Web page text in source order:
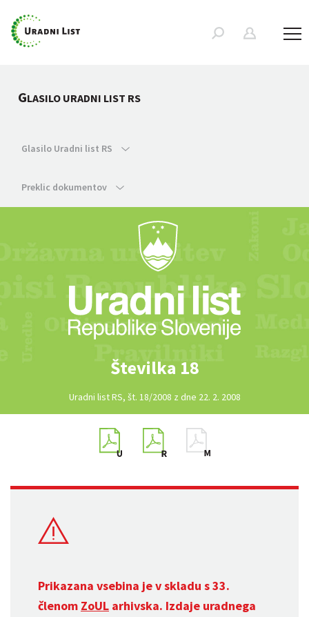
GLASILO URADNI LIST RS
Glasilo Uradni list RS
Preklic dokumentov
Številka 18
Uradni list RS, št. 18/2008 z dne 22. 2. 2008
Prikazana vsebina je v skladu s 33.
členom ZoUL arhivska. Izdaje uradnega